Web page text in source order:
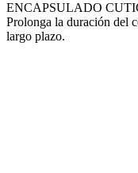
ENCAPSULADO
Prolonga la duración del
largo plazo.